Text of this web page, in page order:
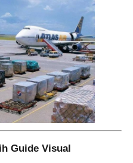
Guide Visual